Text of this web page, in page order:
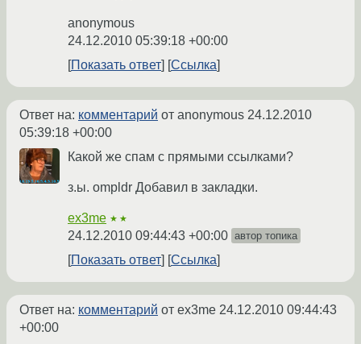
anonymous
24.12.2010 05:39:18 +00:00
Показать ответ
Ссылка
Ответ на: комментарий от anonymous 24.12.2010
05:39:18 +00:00
Какой же спам с прямыми ссылками?
з.ы. ompldr Добавил в закладки.
ex3me ★★
24.12.2010 09:44:43 +00:00 автор топика
Показать ответ Ссылка
Ответ на: комментарий от ex3me 24.12.2010 09:44:43
+00:00